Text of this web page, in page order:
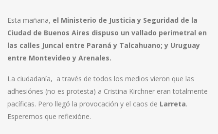
Esta mañana, el Ministerio de Justicia y Seguridad de la
Ciudad de Buenos Aires dispuso un vallado perimetral en
las calles Juncal entre Paraná y Talcahuano; y Uruguay
entre Montevideo y Arenales.
La ciudadanía, a través de todos los medios vieron que las
adhesiónes (no es protesta) a Cristina Kirchner eran totalmente
pacíficas. Pero llegó la provocación y el caos de Larreta.
Esperemos que reflexióne.